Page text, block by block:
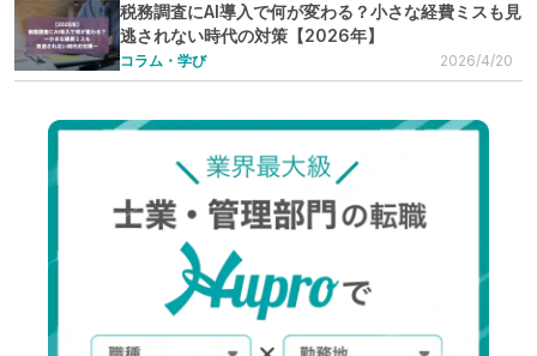
税務調査にAI導入で何が変わる？小さな経費ミスも見
逃されない時代の対策【2026年】
コラム・学び 2026/4/20